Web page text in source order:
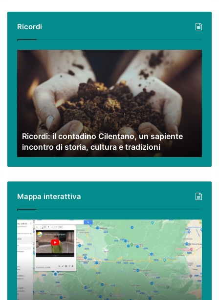
Ricordi
Cilentano,
sapiente
incontro
storia,
cultura
e
tradizioni
Ricordi: il contadino Cilentano, un sapiente
incontro di storia, cultura e tradizioni
Mappa interattiva
Cilento,
Vallo
di
Diano
ed
Alburni
(e
dintorni)